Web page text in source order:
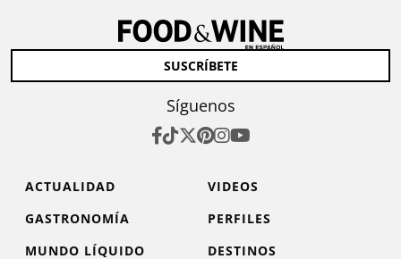
SUSCRÍBETE
Síguenos
ACTUALIDAD
VIDEOS
GASTRONOMÍA
PERFILES
MUNDO LÍQUIDO
DESTINOS